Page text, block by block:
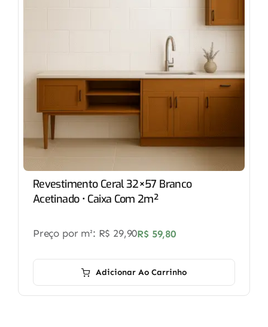
Revestimento Ceral 32×57 Branco
Acetinado • Caixa Com 2m²
R$ 59,80
Preço por m²: R$ 29,90
Adicionar Ao Carrinho